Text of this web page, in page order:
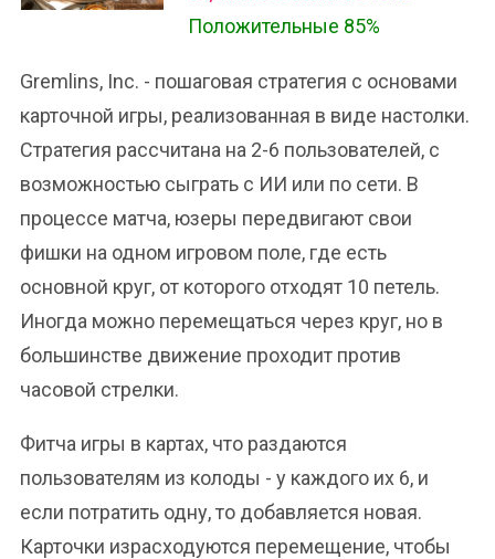
Положительные 85%
Gremlins, Inc. - пошаговая стратегия с основами
карточной игры, реализованная в виде настолки.
Стратегия рассчитана на 2-6 пользователей, с
возможностью сыграть с ИИ или по сети. В
процессе матча, юзеры передвигают свои
фишки на одном игровом поле, где есть
основной круг, от которого отходят 10 петель.
Иногда можно перемещаться через круг, но в
большинстве движение проходит против
часовой стрелки.
Фитча игры в картах, что раздаются
пользователям из колоды - у каждого их 6, и
если потратить одну, то добавляется новая.
Карточки израсходуются перемещение, чтобы